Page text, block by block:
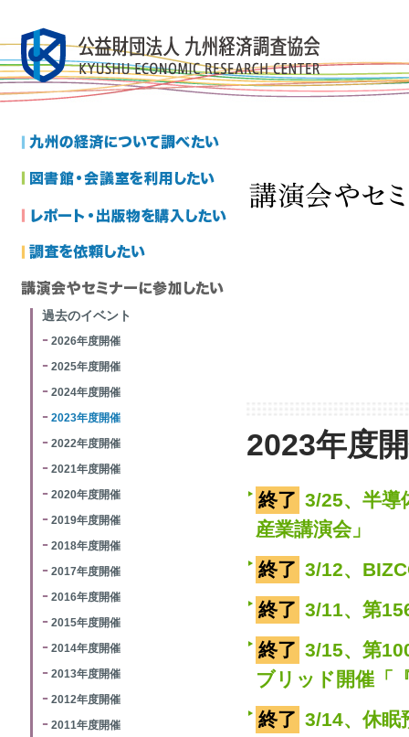
2023年度
終了 3/25、半導
産業講演会」
終了 3/12、
終了 3/11、第
終了 3/15、第
ブリッド開催「
終了 3/14、休眠
過去のイベント
2026年度開催
2025年度開催
2024年度開催
2023年度開催
2022年度開催
2021年度開催
2020年度開催
2019年度開催
2018年度開催
2017年度開催
2016年度開催
2015年度開催
2014年度開催
2013年度開催
2012年度開催
2011年度開催